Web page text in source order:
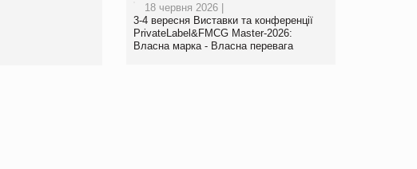
www.trademaster.ua.
правила. Особливості.
18 червня 2026 |
3-4 вересня Виставки та конференції
PrivateLabel&FMCG Master-2026:
Власна марка - Власна перевага